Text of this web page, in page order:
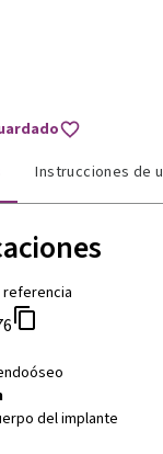
Instrucciones de
del implante